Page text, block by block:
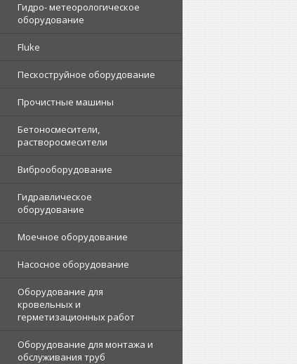
Гидро- метеорологическое
оборудование
Fluke
Пескоструйное оборудование
Прочистные машины
Бетоносмесители,
растворосмесители
Виброоборудование
Гидравлическое
оборудование
Моечное оборудование
Насосное оборудование
Оборудование для
кровельных и
герметизационных работ
Оборудование для монтажа и
обслуживания труб